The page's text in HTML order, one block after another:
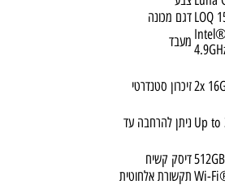
רזולוציה
צבע
דגם מכונה
מעבד
זיכרון סטנדרטי
ניתן להרחבה עד